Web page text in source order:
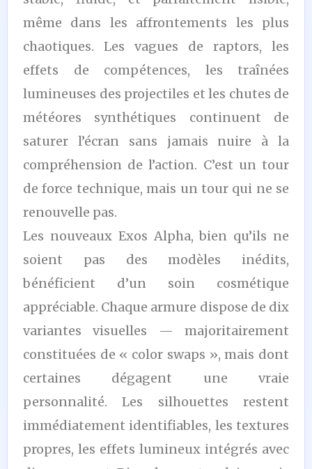
même dans les affrontements les plus
chaotiques. Les vagues de raptors, les
effets de compétences, les traînées
lumineuses des projectiles et les chutes de
météores synthétiques continuent de
saturer l’écran sans jamais nuire à la
compréhension de l’action. C’est un tour
de force technique, mais un tour qui ne se
renouvelle pas.
Les nouveaux Exos Alpha, bien qu’ils ne
soient pas des modèles inédits,
bénéficient d’un soin cosmétique
appréciable. Chaque armure dispose de dix
variantes visuelles — majoritairement
constituées de « color swaps », mais dont
certaines dégagent une vraie
personnalité. Les silhouettes restent
immédiatement identifiables, les textures
propres, les effets lumineux intégrés avec